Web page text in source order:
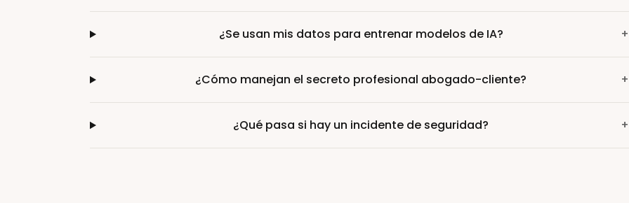
¿Se usan mis datos para entrenar modelos de IA?
+
¿Cómo manejan el secreto profesional abogado-cliente? +
¿Qué pasa si hay un incidente de seguridad? +